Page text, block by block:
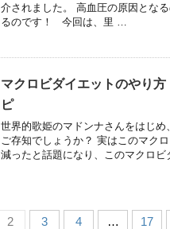
介されました。 高血圧の原因とな
るのです！ 今回は、里 …
マクロビダイエットのやり
ピ
世界的歌姫のマドンナさんをはじ
ご存知でしょうか？ 実はこのマク
減ったと話題になり、このマクロビ
2 3 4 … 17